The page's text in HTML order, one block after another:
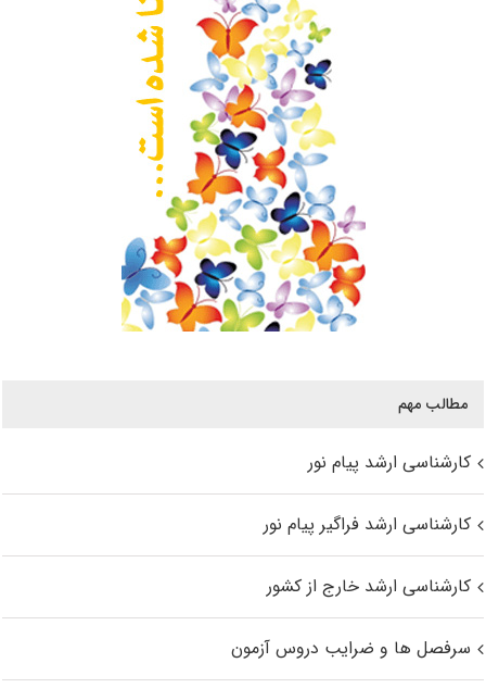
مطالب مهم
کارشناسی ارشد پیام نور
کارشناسی ارشد فراگیر پیام نور
کارشناسی ارشد خارج از کشور
سرفصل ها و ضرایب دروس آزمون